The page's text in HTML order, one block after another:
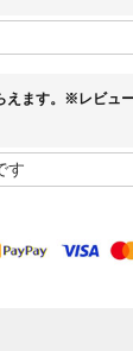
えます。※レビュ